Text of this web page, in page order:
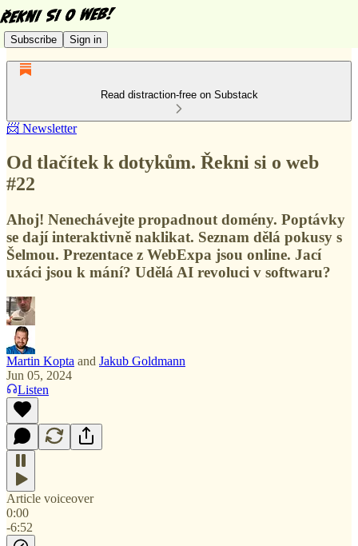
Subscribe Sign in
Read distraction-free on Substack
📨 Newsletter
Od tlačítek k dotykům. Řekni si o web
#22
Ahoj! Nenechávejte propadnout domény. Poptávky
se dají interaktivně naklikat. Seznam dělá pokusy s
Šelmou. Prezentace z WebExpa jsou online. Jací
uxáci jsou k mání? Udělá AI revoluci v softwaru?
Martin Kopta and Jakub Goldmann
Jun 05, 2024
Listen
Article voiceover
0:00
-6:52